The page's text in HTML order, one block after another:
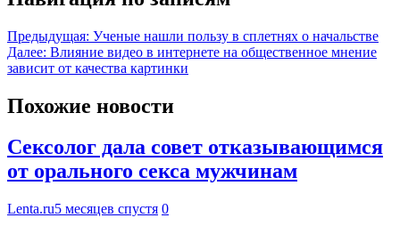
Предыдущая: Ученые нашли пользу в сплетнях о начальстве
Далее: Влияние видео в интернете на общественное мнение
зависит от качества картинки
Похожие новости
Сексолог дала совет отказывающимся
от орального секса мужчинам
Lenta.ru5 месяцев спустя 0